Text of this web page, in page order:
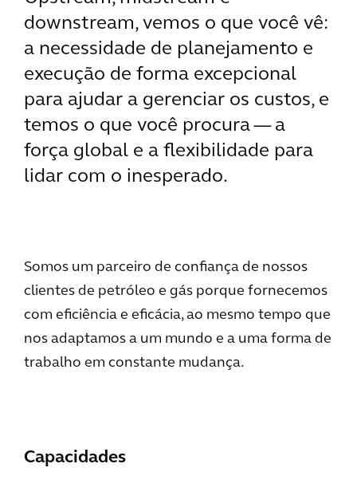
downstream, vemos o que você vê:
a necessidade de planejamento e
execução de forma excepcional
para ajudar a gerenciar os custos, e
temos o que você procura — a
força global e a flexibilidade para
lidar com o inesperado.
Somos um parceiro de confiança de nossos
clientes de petróleo e gás porque fornecemos
com eficiência e eficácia, ao mesmo tempo que
nos adaptamos a um mundo e a uma forma de
trabalho em constante mudança.
Capacidades